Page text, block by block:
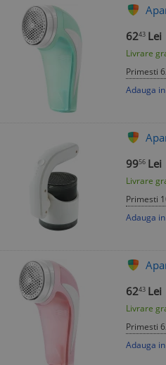
6243 Lei
Livrare
Primesti
Adauga
9956 Lei
Livrare
Primesti
Adauga
6243 Lei
Livrare
Primesti
Adauga